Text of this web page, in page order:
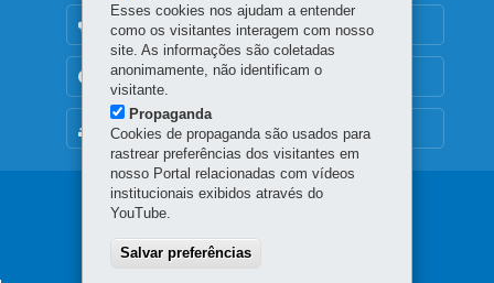
MAPA DO SITE
TRANSPARÊNCIA INSTITUCIONAL
Navegação
principal
Esses cookies nos ajudam a entender
como os visitantes interagem com nosso
site. As informações são coletadas
anonimamente, não identificam o
visitante.
Propaganda
Cookies de propaganda são usados para
rastrear preferências dos visitantes em
nosso Portal relacionadas com vídeos
institucionais exibidos através do
YouTube.
Salvar preferências